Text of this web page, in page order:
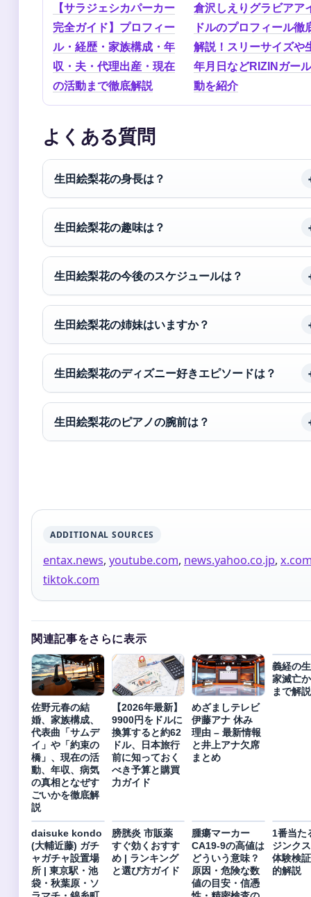
【サラジェシカパーカー
完全ガイド】プロフィー
ル・経歴・家族構成・年
収・夫・代理出産・現在
の活動まで徹底解説
倉沢しえりグラビアア
ドルのプロフィール徹
解説！スリーサイズや
年月日などRIZINガー
動を紹介
よくある質問
生田絵梨花の身長は？
生田絵梨花の趣味は？
生田絵梨花の今後のスケジュールは？
生田絵梨花の姉妹はいますか？
生田絵梨花のディズニー好きエピソードは？
生田絵梨花のピアノの腕前は？
ADDITIONAL SOURCES
entax.news, youtube.com, news.yahoo.co.jp,
tiktok.com
関連記事をさらに表示
佐野元春の結
婚、家族構成、
代表曲「サムデ
イ」や「約束の
橋」、現在の活
動、年収、病気
の真相となぜす
ごいかを徹底解
説
【2026年最新】
9900円をドルに
換算すると約62
ドル、日本旅行
前に知っておく
べき予算と購買
力ガイド
めざましテレビ
伊藤アナ 休み
理由 – 最新情報
と井上アナ欠席
まとめ
義経の
家滅亡
まで解説
daisuke kondo
(大輔近藤) ガチ
ャガチャ設置場
所 | 東京駅・池
袋・秋葉原・ソ
膀胱炎 市販薬
すぐ効くおすす
め | ランキング
と選び方ガイド
腫瘍マーカー
CA19-9の高値は
どういう意味？
原因・危険な数
値の目安・信憑
1番当た
ジンク
体験検
的解説